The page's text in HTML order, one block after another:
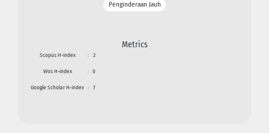
Penginderaan Jauh
Metrics
Scopus H-index : 2
Wos H-index : 0
Google Scholar H-index : 7